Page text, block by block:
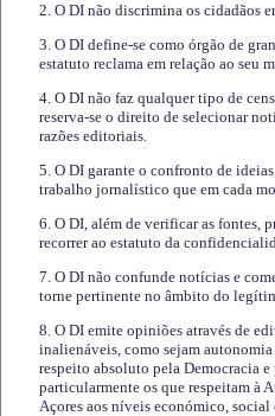
2. O DI não discrimina os cidadãos
3. O DI define-se como órgão de
estatuto reclama em relação ao seu
4. O DI não faz qualquer tipo de
reserva-se o direito de selecionar
razões editoriais.
5. O DI garante o confronto de
trabalho jornalístico que em cada
6. O DI, além de verificar as fontes,
recorrer ao estatuto da
7. O DI não confunde notícias e
torne pertinente no âmbito do
8. O DI emite opiniões através de
inalienáveis, como sejam autonomia
respeito absoluto pela Democracia
particularmente os que respeitam à
Açores aos níveis económico,